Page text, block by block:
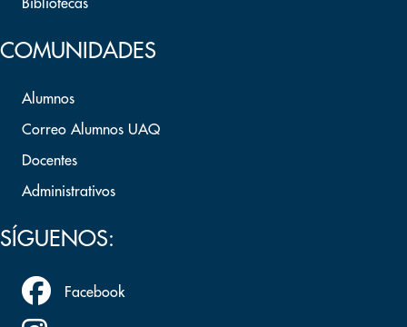
Bibliotecas
COMUNIDADES
Alumnos
Correo Alumnos UAQ
Docentes
Administrativos
SÍGUENOS:
Facebook